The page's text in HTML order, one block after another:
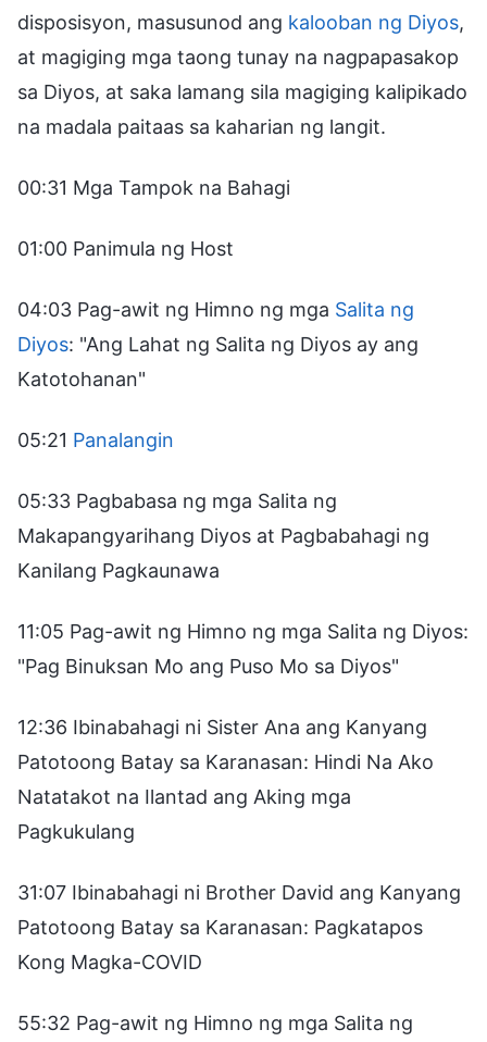
disposisyon, masusunod ang kalooban ng Diyos,
at magiging mga taong tunay na nagpapasakop
sa Diyos, at saka lamang sila magiging kalipikado
na madala paitaas sa kaharian ng langit.
00:31 Mga Tampok na Bahagi
01:00 Panimula ng Host
04:03 Pag-awit ng Himno ng mga Salita ng
Diyos: "Ang Lahat ng Salita ng Diyos ay ang
Katotohanan"
05:21 Panalangin
05:33 Pagbabasa ng mga Salita ng
Makapangyarihang Diyos at Pagbabahagi ng
Kanilang Pagkaunawa
11:05 Pag-awit ng Himno ng mga Salita ng Diyos:
"Pag Binuksan Mo ang Puso Mo sa Diyos"
12:36 Ibinabahagi ni Sister Ana ang Kanyang
Patotoong Batay sa Karanasan: Hindi Na Ako
Natatakot na Ilantad ang Aking mga
Pagkukulang
31:07 Ibinabahagi ni Brother David ang Kanyang
Patotoong Batay sa Karanasan: Pagkatapos
Kong Magka-COVID
55:32 Pag-awit ng Himno ng mga Salita ng